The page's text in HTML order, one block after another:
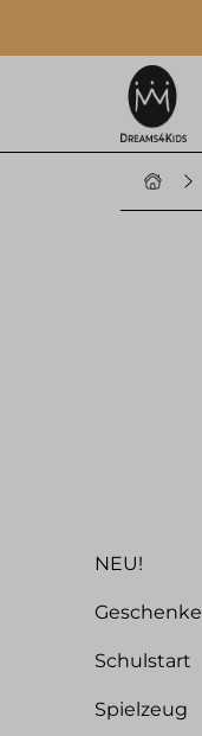
NEU!
Geschenke
Schulstart
Spielzeug